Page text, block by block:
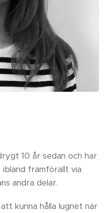
10 år sedan och har
ibland framförallt via
andra delar.
kunna hålla lugnet när